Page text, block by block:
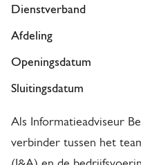
Dienstverband
Afdeling
Openingsdatum
Sluitingsdatum
Als Informatieadviseur
verbinder tussen het